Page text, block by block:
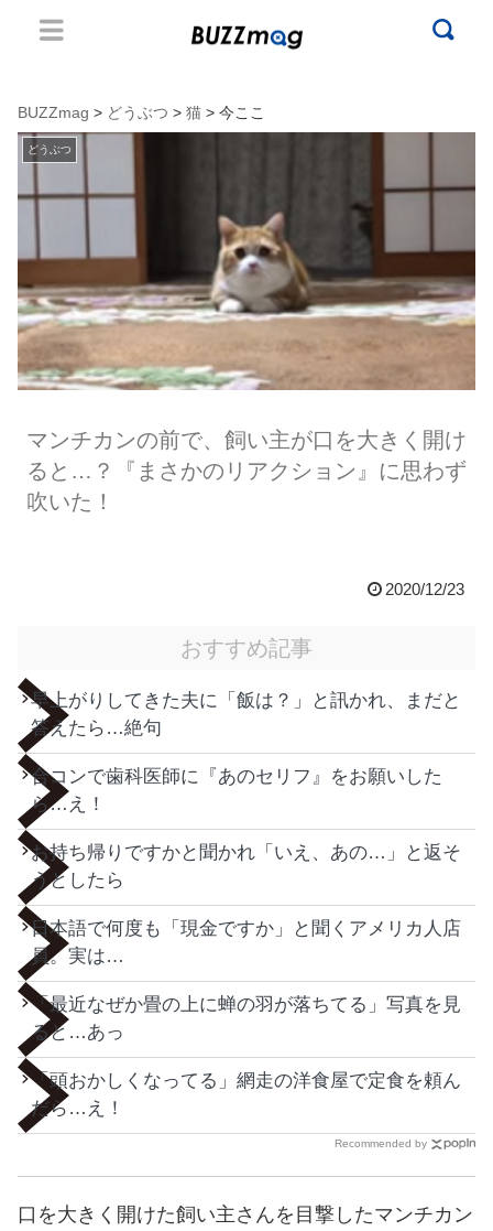
BUZZmag > どうぶつ > 猫 > 今ここ
どうぶつ
マンチカンの前で、飼い主が口を大きく開け
ると…？『まさかのリアクション』に思わず
吹いた！
2020/12/23
おすすめ記事
早上がりしてきた夫に「飯は？」と訊かれ、まだと
答えたら…絶句
合コンで歯科医師に『あのセリフ』をお願いした
ら…え！
お持ち帰りですかと聞かれ「いえ、あの…」と返そ
うとしたら
日本語で何度も「現金ですか」と聞くアメリカ人店
員。実は…
「最近なぜか畳の上に蝉の羽が落ちてる」写真を見
ると…あっ
「頭おかしくなってる」網走の洋食屋で定食を頼ん
だら…え！
Recommended by
口を大きく開けた飼い主さんを目撃したマンチカン